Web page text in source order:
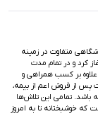
متفاوت در زمینه
کرد و در تمام مدت
علاوه بر کسب همراهی و
پس از فروش اعم از بیمه،
باشد. تمامی این تلاش‌ها
که خوشبختانه تا به امروز